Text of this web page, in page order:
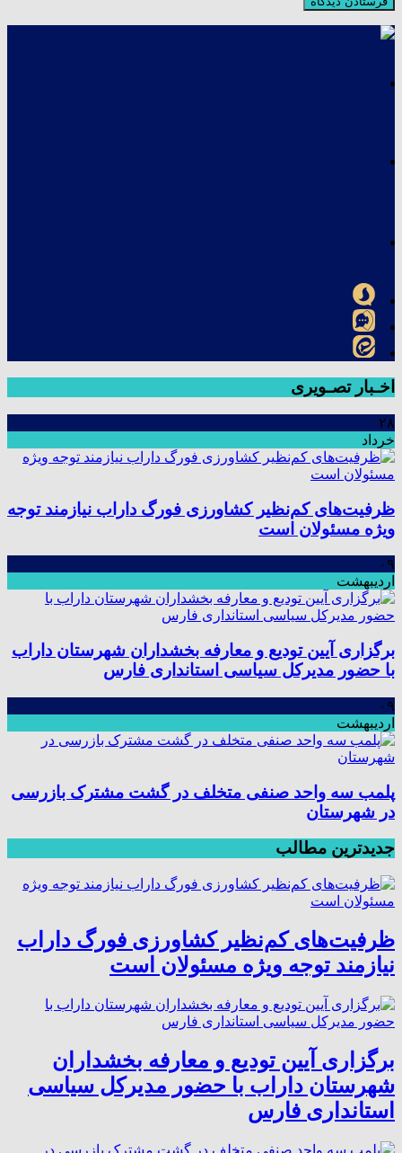
اخـبار تصـویری
۲۸
خرداد
ظرفیت‌های کم‌نظیر کشاورزی فورگ داراب نیازمند توجه
ویژه مسئولان است
۰۹
اردیبهشت
برگزاری آیین تودیع و معارفه بخشداران شهرستان داراب
با حضور مدیرکل سیاسی استانداری فارس
۰۹
اردیبهشت
پلمب سه واحد صنفی متخلف در گشت مشترک بازرسی
در شهرستان
جدیدترین مطالب
ظرفیت‌های کم‌نظیر کشاورزی فورگ داراب
نیازمند توجه ویژه مسئولان است
برگزاری آیین تودیع و معارفه بخشداران
شهرستان داراب با حضور مدیرکل سیاسی
استانداری فارس